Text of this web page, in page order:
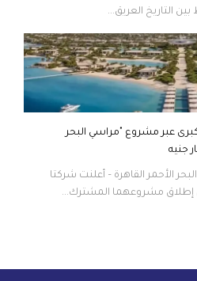
التاريخ العريق...
عبر مشروع "مراسي البحر
الأحمر القاهرة – أعلنت شركتا
إطلاق مشروعهما المشترك...